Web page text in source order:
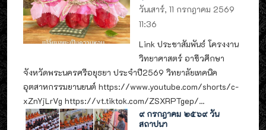
วันเสาร์, 11 กรกฎาคม 2569
11:36
Link ประชาสัมพันธ์ โครงงาน
วิทยาศาสตร์ อาชีวศึกษา
จังหวัดพระนครศรีอยุธยา ประจำปี2569 วิทยาลัยเทคนิค
อุตสาหกรรมยานยนต์ https://www.youtube.com/shorts/c-
xZnYjLrVg https://vt.tiktok.com/ZSXRPTgep/...
๙ กรกฎาคม ๒๕๖๙ วัน
สถาปนา